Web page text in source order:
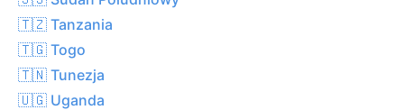
🇹🇿 Tanzania
🇹🇬 Togo
🇹🇳 Tunezja
🇺🇬 Uganda